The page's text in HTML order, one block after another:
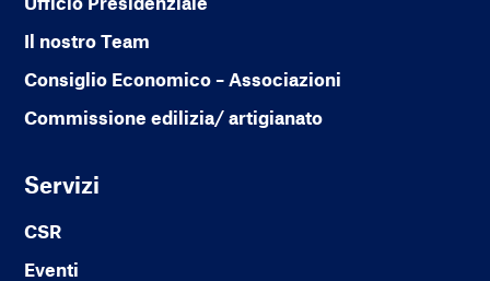
Il nostro Team
Consiglio Economico – Associazioni
Commissione edilizia/ artigianato
Servizi
CSR
Eventi